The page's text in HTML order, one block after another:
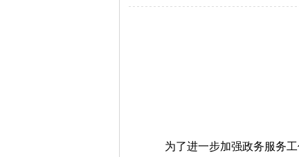
为了进一步加强政务服务